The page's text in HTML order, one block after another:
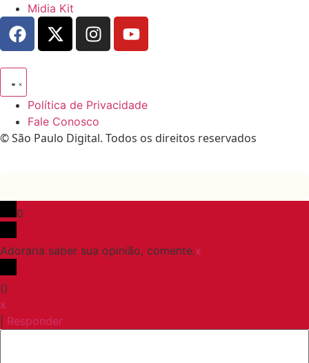
Midia Kit
Política de Privacidade
Fale Conosco
© São Paulo Digital. Todos os direitos reservados
0
Adoraria saber sua opinião, comente.x
()
x
Responder